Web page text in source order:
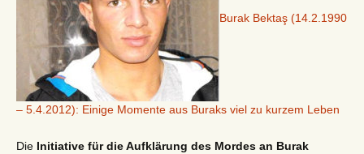
Burak Bektaş (14.2.1990
– 5.4.2012): Einige Momente aus Buraks viel zu kurzem Leben
Die Initiative für die Aufklärung des Mordes an Burak